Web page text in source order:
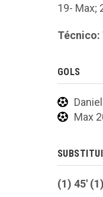
19- Max;
Técnico:
GOLS
Max
(1) 45' (1)